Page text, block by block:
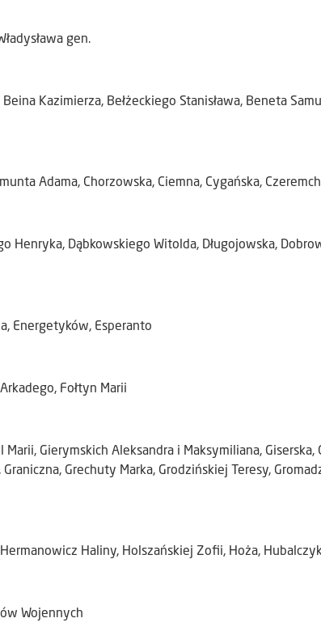
gen.
Kazimierza, Bełżeckiego Stanisława, Beneta
Adama, Chorzowska, Ciemna, Cygańska,
Henryka, Dąbkowskiego Witolda, Długojowska,
Energetyków, Esperanto
Fołtyn Marii
Marii, Gierymskich Aleksandra i Maksymiliana,
Graniczna, Grechuty Marka, Grodzińskiej Teresy,
Hermanowicz Haliny, Holszańskiej Zofii, Hoża,
Wojennych